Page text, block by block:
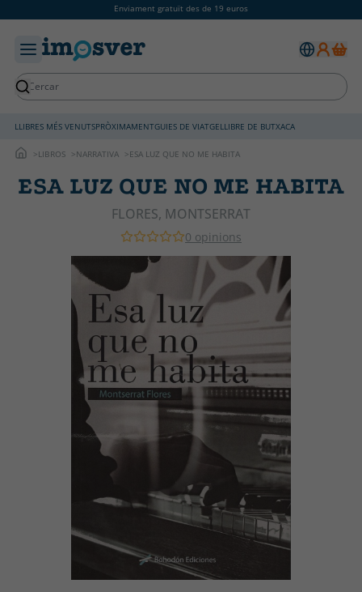
Enviament gratuït des de 19 euros
LLIBRES MÉS VENUTSPRÒXIMAMENTGUIES DE VIATGELLIBRE DE BUTXACA
LIBROS NARRATIVA ESA LUZ QUE NO ME HABITA
ESA LUZ QUE NO ME HABITA
FLORES, MONTSERRAT
0 opinions